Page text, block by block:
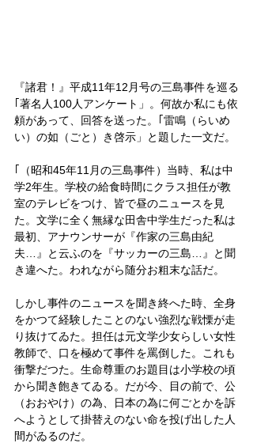
『諸君！』平成11年12月号の三島事件を巡る
｢著名人100人アンケート」。何故か私にも依
頼があって、回答を送った。｢雷鳴（らいめ
い）の如（ごと）き啓示」と題した一文だ。
｢（昭和45年11月の三島事件）当時、私は中
学2年生。学校の給食時間にクラス担任が教
室のテレビをつけ、皆で昼のニュースを見
た。文学に全く無縁な田舎中学生だった私は
最初、アナウンサーが『作家の三島由紀
夫…』と云ふのを『サッカーの三島…』と聞
き違へた。われながら随分お粗末な話だ。
しかし事件のニュースを聞き終へた時、全身
をかつて経験したことのない強烈な戦慄が走
り抜けてゐた。担任は元文学少女らしい女性
教師で、口を極めて事件を罵倒した。これも
衝撃だつた。生命尊重のお題目は小学校の頃
から聞き飽きてゐる。だが今、目の前で、公
（おおやけ）の為、日本の為に何ごとかを訴
へようとして掛替えのない命を投げ出した人
間がゐるのだ。